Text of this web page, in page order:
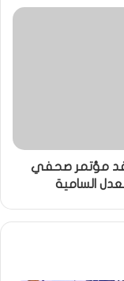
مؤتمر صحفي
السامية